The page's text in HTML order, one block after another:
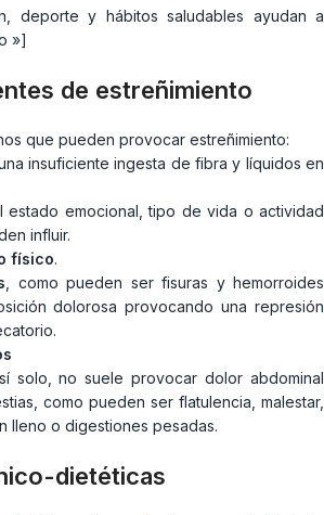
deporte y hábitos saludables ayudan a
»]
de estreñimiento
que pueden provocar estreñimiento:
una insuficiente ingesta de fibra y líquidos en
estado emocional, tipo de vida o actividad
influir.
físico.
, como pueden ser fisuras y hemorroides
dolorosa provocando una represión
solo, no suele provocar dolor abdominal
como pueden ser flatulencia, malestar,
lleno o digestiones pesadas.
dietéticas